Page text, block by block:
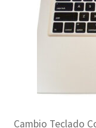
Cambio Teclado